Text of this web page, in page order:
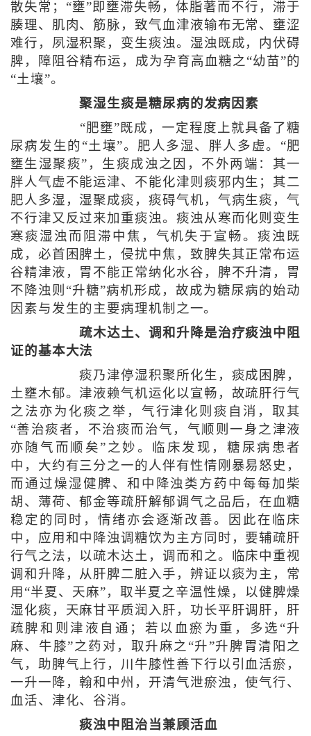
散失常；“壅”即壅滞失畅，体脂著而不行，滞于
腠理、肌肉、筋脉，致气血津液输布无常、壅涩
难行，夙湿积聚，变生痰浊。湿浊既成，内伏碍
脾，障阻谷精布运，成为孕育高血糖之“幼苗”的
“土壤”。
聚湿生痰是糖尿病的发病因素
“肥壅”既成，一定程度上就具备了糖
尿病发生的“土壤”。肥人多湿、胖人多虚。“肥
壅生湿聚痰”，生痰成浊之因，不外两端：其一
胖人气虚不能运津、不能化津则痰邪内生；其二
肥人多湿，湿聚成痰，痰碍气机，气病生痰，气
不行津又反过来加重痰浊。痰浊从寒而化则变生
寒痰湿浊而阻滞中焦，气机失于宣畅。痰浊既
成，必首困脾土，侵扰中焦，致脾失其正常布运
谷精津液，胃不能正常纳化水谷，脾不升清，胃
不降浊则“升糖”病机形成，故成为糖尿病的始动
因素与发生的主要病理机制之一。
疏木达土、调和升降是治疗痰浊中阻
证的基本大法
痰乃津停湿积聚所化生，痰成困脾，
土壅木郁。津液赖气机运化以宣畅，故疏肝行气
之法亦为化痰之举，气行津化则痰自消，取其
“善治痰者，不治痰而治气，气顺则一身之津液
亦随气而顺矣”之妙。临床发现，糖尿病患者
中，大约有三分之一的人伴有性情刚暴易怒史，
而通过燥湿健脾、和中降浊类方药中每每加柴
胡、薄荷、郁金等疏肝解郁调气之品后，在血糖
稳定的同时，情绪亦会逐渐改善。因此在临床
中，应用和中降浊调糖饮为主方同时，要辅疏肝
行气之法，以疏木达土，调而和之。临床中重视
调和升降，从肝脾二脏入手，辨证以痰为主，常
用“半夏、天麻”，取半夏之辛温性燥，以健脾燥
湿化痰，天麻甘平质润入肝，功长平肝调肝，肝
疏脾和则津液自通；若以血瘀为重，多选“升
麻、牛膝”之药对，取升麻之“升”升脾胃清阳之
气，助脾气上行，川牛膝性善下行以引血活瘀，
一升一降，翰和中州，开清气泄瘀浊，使气行、
血活、津化、谷消。
痰浊中阻治当兼顾活血